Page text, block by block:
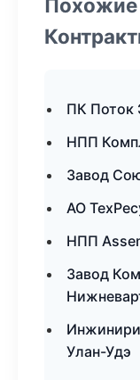
Похожие
ПК Поток
НПП
Завод
АО
НПП
Завод
Улан-Удэ